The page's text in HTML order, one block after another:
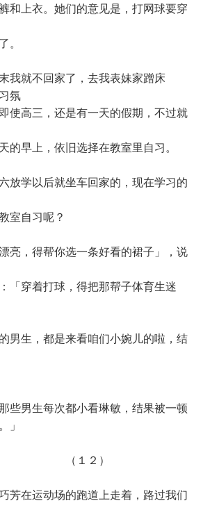
和上衣。她们的意见是，打网球要穿
。
就不回家了，去我表妹家蹭床
氛
使高三，还是有一天的假期，不过就
的早上，依旧选择在教室里自习。
学以后就坐车回家的，现在学习的
室自习呢？
，得帮你选一条好看的裙子」，说
「穿着打球，得把那帮子体育生迷
生，都是来看咱们小婉儿的啦，结
男生每次都小看琳敏，结果被一顿
」
２）
在运动场的跑道上走着，路过我们